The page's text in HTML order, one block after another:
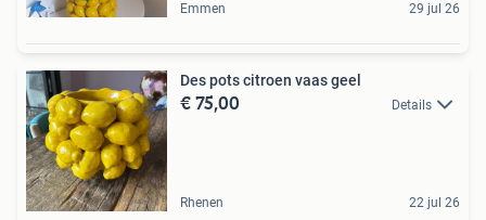
Emmen 29 jul 26
Des pots citroen vaas geel
€ 75,00 Details
Rhenen 22 jul 26